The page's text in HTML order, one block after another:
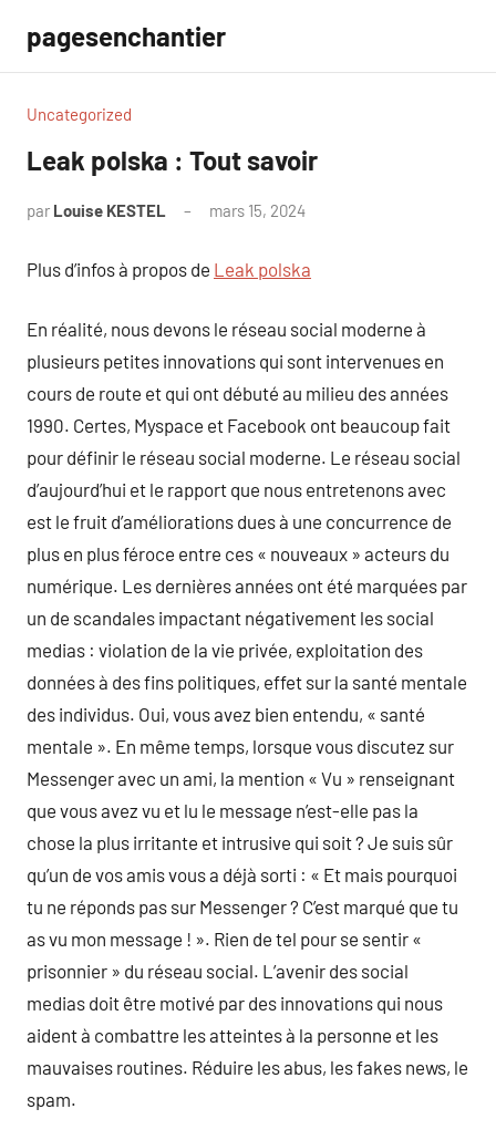
contenu
pagesenchantier
Uncategorized
Leak polska : Tout savoir
par Louise KESTEL mars 15, 2024
Plus d’infos à propos de Leak polska
En réalité, nous devons le réseau social moderne à
plusieurs petites innovations qui sont intervenues en
cours de route et qui ont débuté au milieu des années
1990. Certes, Myspace et Facebook ont beaucoup fait
pour définir le réseau social moderne. Le réseau social
d’aujourd’hui et le rapport que nous entretenons avec
est le fruit d’améliorations dues à une concurrence de
plus en plus féroce entre ces « nouveaux » acteurs du
numérique. Les dernières années ont été marquées par
un de scandales impactant négativement les social
medias : violation de la vie privée, exploitation des
données à des fins politiques, effet sur la santé mentale
des individus. Oui, vous avez bien entendu, « santé
mentale ». En même temps, lorsque vous discutez sur
Messenger avec un ami, la mention « Vu » renseignant
que vous avez vu et lu le message n’est-elle pas la
chose la plus irritante et intrusive qui soit ? Je suis sûr
qu’un de vos amis vous a déjà sorti : « Et mais pourquoi
tu ne réponds pas sur Messenger ? C’est marqué que tu
as vu mon message ! ». Rien de tel pour se sentir «
prisonnier » du réseau social. L’avenir des social
medias doit être motivé par des innovations qui nous
aident à combattre les atteintes à la personne et les
mauvaises routines. Réduire les abus, les fakes news, le
spam.